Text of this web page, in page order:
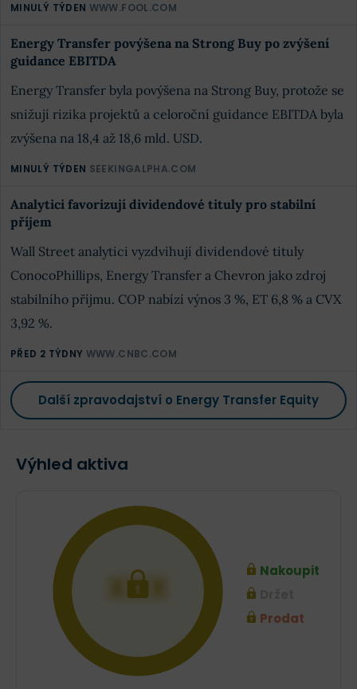
MINULÝ TÝDEN WWW.FOOL.COM
Energy Transfer povýšena na Strong Buy po zvýšení
guidance EBITDA
Energy Transfer byla povýšena na Strong Buy, protože se
snižují rizika projektů a celoroční guidance EBITDA byla
zvýšena na 18,4 až 18,6 mld. USD.
MINULÝ TÝDEN SEEKINGALPHA.COM
Analytici favorizují dividendové tituly pro stabilní
příjem
Wall Street analytici vyzdvihují dividendové tituly
ConocoPhillips, Energy Transfer a Chevron jako zdroj
stabilního příjmu. COP nabízí výnos 3 %, ET 6,8 % a CVX
3,92 %.
PŘED 2 TÝDNY WWW.CNBC.COM
Další zpravodajství o Energy Transfer Equity
Výhled aktiva
XXX
Nakoupit
Prodat